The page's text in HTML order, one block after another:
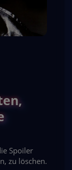
Spoiler
zu löschen.